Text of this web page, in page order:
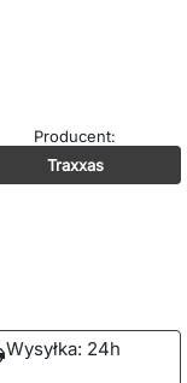
Producent:
Traxxas
Wysyłka: 24h